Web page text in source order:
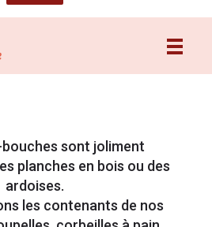
sont joliment
planches en bois ou des
ardoises.
les contenants de nos
corbeilles à pain,